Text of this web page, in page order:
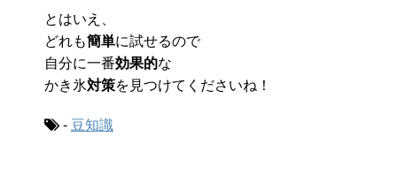
とはいえ、
どれも簡単に試せるので
自分に一番効果的な
かき氷対策を見つけてくださいね！
- 豆知識